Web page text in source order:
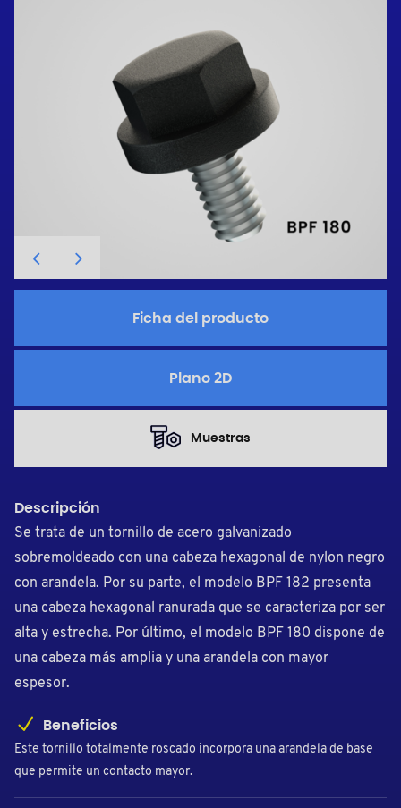
Ficha del producto
Plano 2D
Muestras
Descripción
Se trata de un tornillo de acero galvanizado
sobremoldeado con una cabeza hexagonal de nylon negro
con arandela. Por su parte, el modelo BPF 182 presenta
una cabeza hexagonal ranurada que se caracteriza por ser
alta y estrecha. Por último, el modelo BPF 180 dispone de
una cabeza más amplia y una arandela con mayor
espesor.
Beneficios
Este tornillo totalmente roscado incorpora una arandela de base
que permite un contacto mayor.